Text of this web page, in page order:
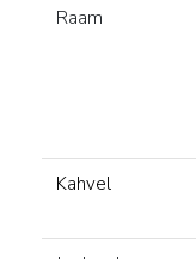
Raam
Kahvel